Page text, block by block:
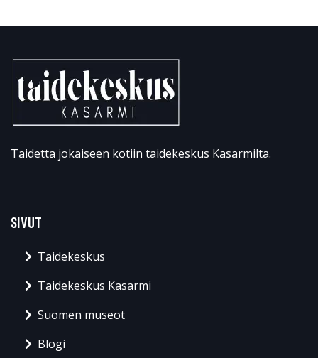
Taidetta jokaiseen kotiin taidekeskus Kasarmilta.
SIVUT
Taidekeskus
Taidekeskus Kasarmi
Suomen museot
Blogi